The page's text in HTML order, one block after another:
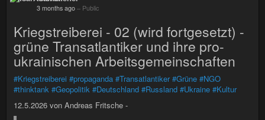
3 months ago – Public
Kriegstreiberei - 02 (wird fortgesetzt) -
grüne Transatlantiker und ihre pro-
ukrainischen Arbeitsgemeinschaften
#Kriegstreiberei #propaganda #Transatlantiker #Grüne #NGO
#thinktank #Geopolitik #Deutschland #Russland #Ukraine #Kultur
12.5.2026 von Andreas Fritsche -